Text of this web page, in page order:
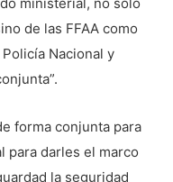
de las FFAA como
Nacional y
forma conjunta para
para darles el marco
la seguridad